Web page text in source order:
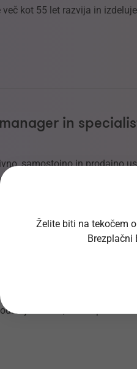
kot 55 let razvija in
in
samostojno in prodajno
prodaje preko spletnih
kovine, kovinoplastike.
Želite biti na tekočem
Brezplačni